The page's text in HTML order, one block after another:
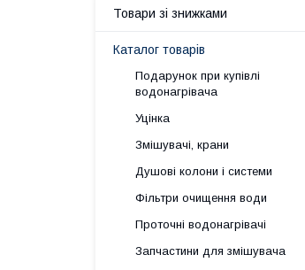
Товари зі знижками
Каталог товарів
Подарунок при купівлі
водонагрівача
Уцінка
Змішувачі, крани
Душові колони і системи
Фільтри очищення води
Проточні водонагрівачі
Запчастини для змішувача